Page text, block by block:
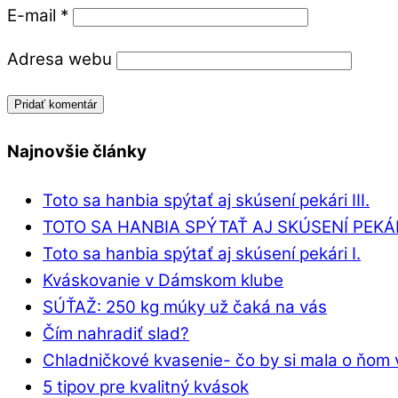
E-mail *
Adresa webu
Najnovšie články
Toto sa hanbia spýtať aj skúsení pekári III.
TOTO SA HANBIA SPÝTAŤ AJ SKÚSENÍ
Toto sa hanbia spýtať aj skúsení pekári I.
Kváskovanie v Dámskom klube
SÚŤAŽ: 250 kg múky už čaká na vás
Čím nahradiť slad?
Chladničkové kvasenie- čo by si mala o ňom
5 tipov pre kvalitný kvások